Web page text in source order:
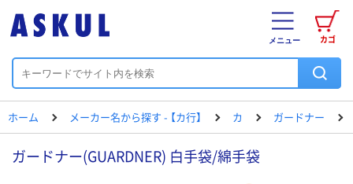
カゴ
メニュー
ホーム メーカー名から探す - 【カ行】 カ ガードナー
ガードナー(GUARDNER) 白手袋/綿手袋